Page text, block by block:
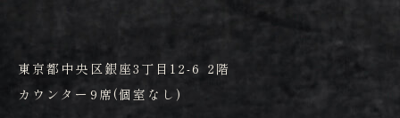
東京都中央区銀座3丁目12-6 2階
カウンター9席(個室なし)